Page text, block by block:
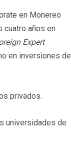
en Monereo
cuatro años en
Expert
en inversiones de
privados.
universidades de